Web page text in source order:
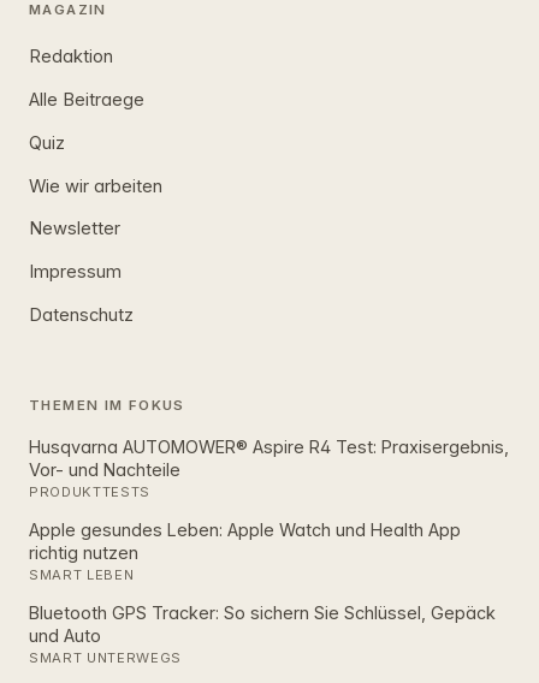
MAGAZIN
Redaktion
Alle Beitraege
Quiz
Wie wir arbeiten
Newsletter
Impressum
Datenschutz
THEMEN IM FOKUS
Husqvarna AUTOMOWER® Aspire R4 Test: Praxisergebnis,
Vor- und Nachteile
PRODUKTTESTS
Apple gesundes Leben: Apple Watch und Health App
richtig nutzen
SMART LEBEN
Bluetooth GPS Tracker: So sichern Sie Schlüssel, Gepäck
und Auto
SMART UNTERWEGS